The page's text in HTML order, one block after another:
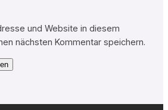
und Website in diesem
nächsten Kommentar speichern.